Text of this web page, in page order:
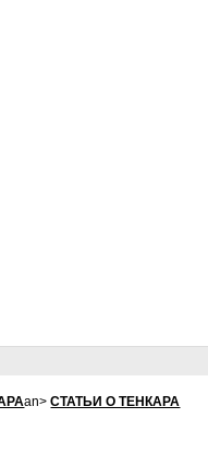
an>СТАТЬИ О ТЕНКАРА